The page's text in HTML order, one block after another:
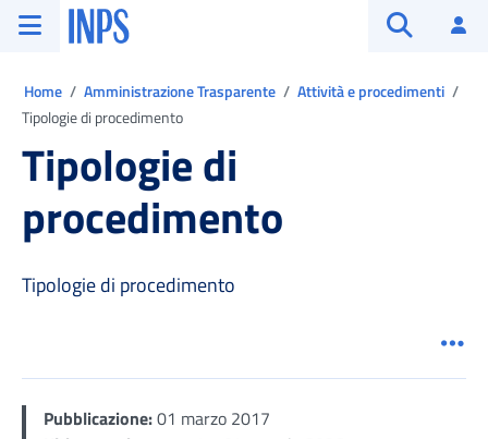
Vai al menu principale
Vai al contenuto principale
Vai al pie' di pagina
INPS ()
Home Amministrazione Trasparente
Attività e procedimenti
Tipologie di procedimento
Tipologie di
procedimento
Tipologie di procedimento
Pubblicazione:01 marzo 2017